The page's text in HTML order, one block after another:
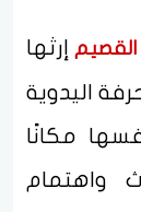
إرثها
اليدوية
مكانًا
واهتمام